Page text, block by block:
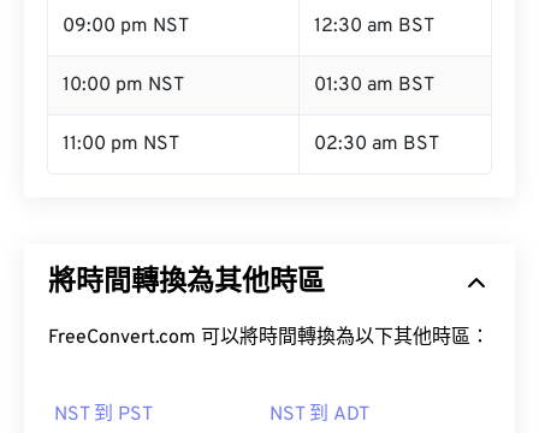
09:00 pm NST 12:30 am BST
10:00 pm NST 01:30 am BST
11:00 pm NST 02:30 am BST
將時間轉換為其他時區
FreeConvert.com 可以將時間轉換為以下其他時區：
NST 到 PST NST 到 ADT